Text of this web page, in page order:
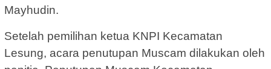
Mayhudin.
Setelah pemilihan ketua KNPI Kecamatan
Lesung, acara penutupan Muscam dilakukan oleh